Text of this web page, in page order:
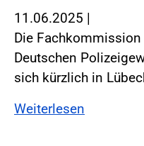
11.06.2025 |
Die
Deutschen
sich kürzlich in
Weiterlesen